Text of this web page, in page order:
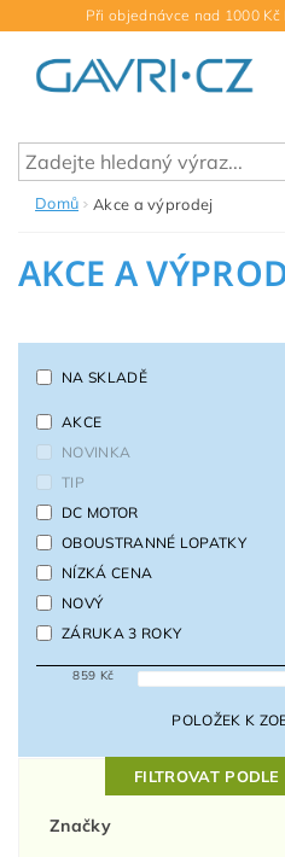
Při objednávce nad 1000 Kč
Domů Akce a výprodej
AKCE A
NA SKLADĚ
AKCE
NOVINKA
TIP
DC MOTOR
OBOUSTRANNÉ LOPATKY
NÍZKÁ CENA
NOVÝ
ZÁRUKA 3 ROKY
859 Kč
POLOŽEK K
FILTROVAT
Značky